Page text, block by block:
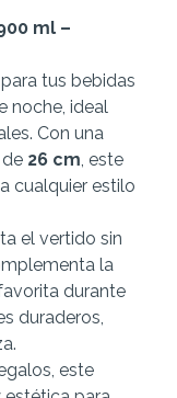
ml –
tus bebidas
noche, ideal
Con una
26 cm , este
cualquier estilo
el vertido sin
la
durante
duraderos,
este